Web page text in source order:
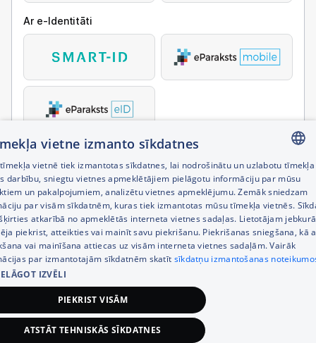
Ar e-Identitāti
LATVIAN
RUSSIAN
ENGLISH
vietne izmanto sīkdatnes
vietnē tiek izmantotas sīkdatnes, lai nodrošinātu un uzlabotu tīmekļa
darbību, sniegtu vietnes apmeklētājiem pielāgotu informāciju par mūsu
un pakalpojumiem, analizētu vietnes apmeklējumu. Zemāk sniedzam
par visām sīkdatnēm, kuras tiek izmantotas mūsu tīmekļa vietnēs.
atkarībā no apmeklētās interneta vietnes sadaļas. Lietotājam
piekrist, atteikties vai mainīt savu piekrišanu. Piekrišanas sniegšana, kā
vai mainīšana attiecas uz visām interneta vietnes sadaļām. Vairāk
par izmantotajām sīkdatnēm skatīt sīkdatņu izmantošanas
IZVĒLI
PIEKRIST VISĀM
ATSTĀT TEHNISKĀS SĪKDATNES